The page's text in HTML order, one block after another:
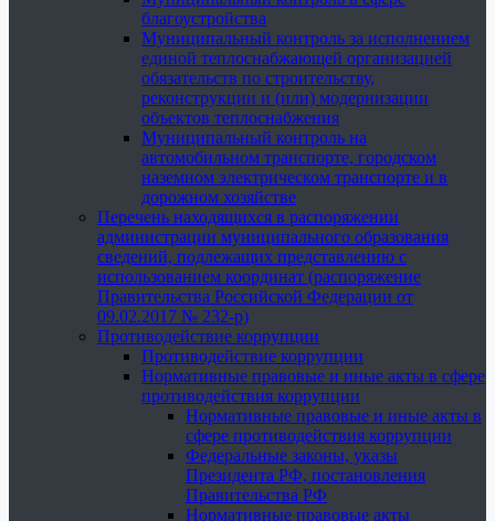
благоустройства
Муниципальный контроль за исполнением
единой теплоснабжающей организацией
обязательств по строительству,
реконструкции и (или) модернизации
объектов теплоснабжения
Муниципальный контроль на
автомобильном транспорте, городском
наземном электрическом транспорте и в
дорожном хозяйстве
Перечень находящихся в распоряжении
администрации муниципального образования
сведений, подлежащих представлению с
использованием координат (распоряжение
Правительства Российской Федерации от
09.02.2017 № 232-р)
Противодействие коррупции
Противодействие коррупции
Нормативные правовые и иные акты в сфере
противодействия коррупции
Нормативные правовые и иные акты в
сфере противодействия коррупции
Федеральные законы, указы
Президента РФ, постановления
Правительства РФ
Нормативные правовые акты